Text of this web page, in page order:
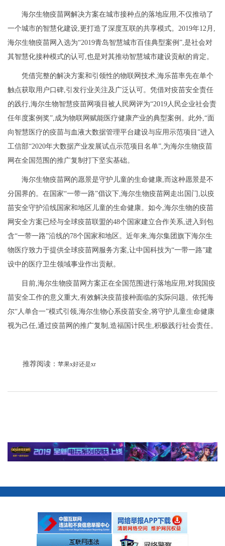
海尔生物疫苗网解决方案在城市接种点的落地应用,不仅推动了
一个城市的智慧化建设,更打造了深度互联的共享模式。2019年12月,
海尔生物疫苗网入选为“2019青岛智慧城市百佳典型案例”,是社会对
其智慧化接种模式的认可,也是对其推动智慧城市建设贡献的肯定。
凭借完整的解决方案和引领性的物联网技术,海乐苗率先在单个
触点获取用户口碑,引发行业关注及广泛认可。凭借对疫苗安全责任
的践行,海尔生物智慧疫苗网项目被人民网评为“2019人民企业社会责
任年度案例奖”,成为物联网赋能医疗健康产业的典型案例。此外,“面
向智慧医疗的疫苗与血液大数据管理平台建设与应用示范项目”进入
工信部“2020年大数据产业发展试点示范项目名单”,为海尔生物疫苗
网在全国范围的推广复制打下坚实基础。
海尔生物疫苗网的愿景是守护儿童的生命健康,而这种愿景是不
分国界的。在国家“一带一路”倡议下,海尔生物疫苗网走出国门,以疫
苗安全守护沿线国家和地区儿童的生命健康。如今,海尔生物的疫苗
网安全方案已经与全球疫苗联盟的48个国家建立合作关系,进入到包
含“一带一路”沿线的78个国家和地区。近年来,海尔集团旗下海尔生
物医疗致力于提供全球疫苗网服务方案,让中国科技为“一带一路”建
设中的医疗卫生领域事业作出贡献。
目前,海尔生物疫苗网方案正在全国范围进行落地应用,对我国疫
苗安全工作的意义重大,有效解决疫苗接种面临的实际问题。依托海
尔“人单合一”模式引领,海尔生物心系疫苗安全,将守护儿童生命健康
视为己任,通过疫苗网的推广复制,造福国计民生,积极践行社会责任。
推荐阅读： 苹果x好还是xr